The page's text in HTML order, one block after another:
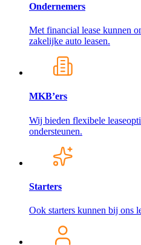
Ondernemers
Met financial lease kunnen
zakelijke auto leasen.
MKB’ers
Wij bieden flexibele
ondersteunen.
Starters
Ook starters kunnen bij ons